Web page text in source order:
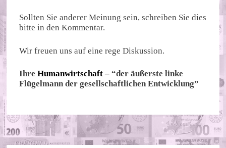
Sollten Sie anderer Meinung sein, schreiben Sie dies
bitte in den Kommentar.
Wir freuen uns auf eine rege Diskussion.
IhreHumanwirtschaft – “der äußerste linke
Flügelmann der gesellschaftlichen Entwicklung”